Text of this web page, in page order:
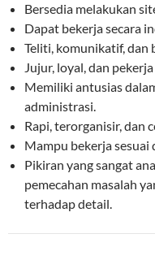
Bersedia melakukan
Dapat bekerja secara
Teliti, komunikatif, dan
Jujur, loyal, dan
Memiliki antusias
administrasi.
Rapi, terorganisir, dan
Mampu bekerja sesuai
Pikiran yang sangat
pemecahan masalah
terhadap detail.